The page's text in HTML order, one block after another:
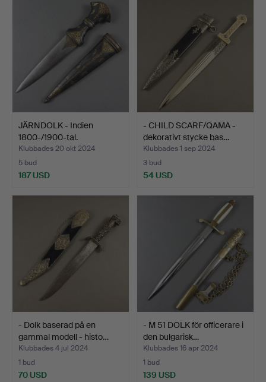
JÄRNDOLK - Indien
1800-/1900-tal.
Klubbades 20 okt 2024
5 bud
187 USD
- CHILD SCARF/QAMA -
dekorativt stycke bas…
Klubbades 1 sep 2024
3 bud
54 USD
- Dolk baserad på en
gammal modell - histo…
Klubbades 4 jul 2024
1 bud
70 USD
- M 51 DOLK för officerare i
den bulgarisk…
Klubbades 16 apr 2024
1 bud
139 USD